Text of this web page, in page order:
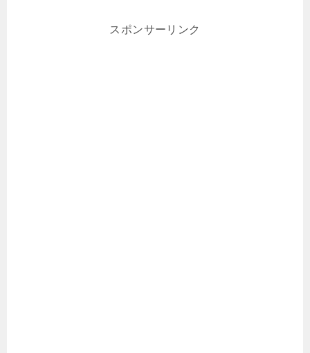
スポンサーリンク